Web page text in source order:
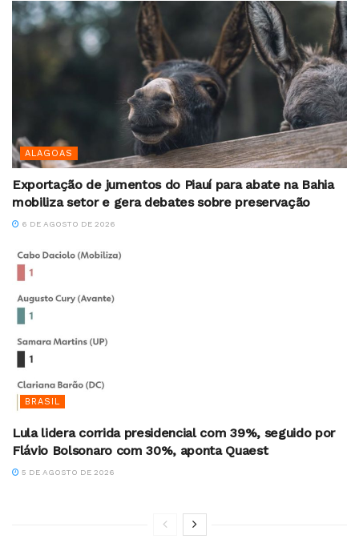
ALAGOAS
Exportação de jumentos do Piauí para abate na Bahia
mobiliza setor e gera debates sobre preservação
6 DE AGOSTO DE 2026
BRASIL
Lula lidera corrida presidencial com 39%, seguido por
Flávio Bolsonaro com 30%, aponta Quaest
5 DE AGOSTO DE 2026